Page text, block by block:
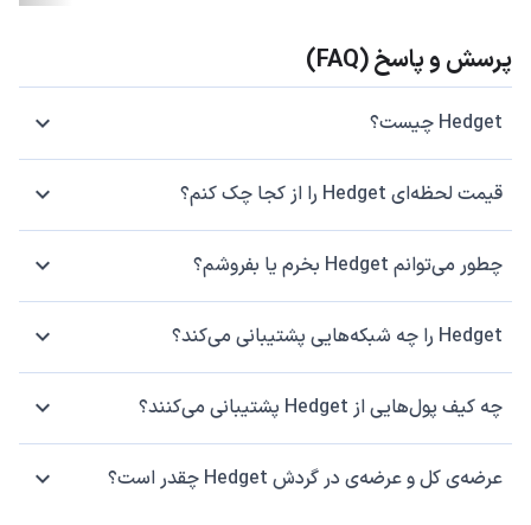
پرسش و پاسخ (FAQ)
Hedget چیست؟
قیمت لحظه‌ای Hedget را از کجا چک کنم؟
چطور می‌توانم Hedget بخرم یا بفروشم؟
Hedget را چه شبکه‌هایی پشتیبانی می‌کند؟
چه کیف پول‌هایی از Hedget پشتیبانی می‌کنند؟
عرضه‌ی کل و عرضه‌ی در گردش Hedget چقدر است؟